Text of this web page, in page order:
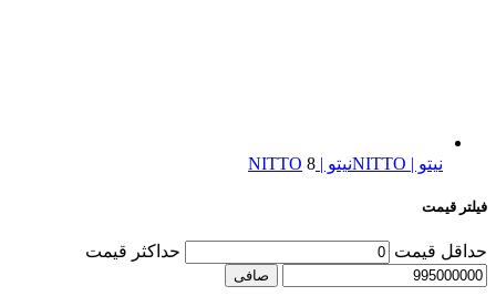
نیتو | NITTO نیتو | NITTO 8
فیلتر قیمت
حداقل قیمت حداكثر قيمت
صافی